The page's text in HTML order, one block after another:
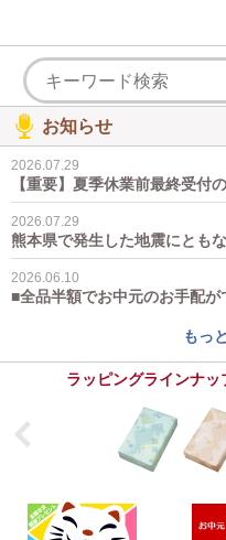
お知らせ
2026.07.29
【重要】夏季休業前最終受付
2026.07.29
熊本県で発生した地震にとも
2026.06.10
■全品半額でお中元のお手配
もっ
ラッピングラインナッ